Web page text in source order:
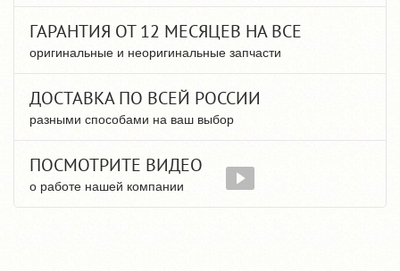
ГАРАНТИЯ ОТ 12 МЕСЯЦЕВ НА ВСЕ
оригинальные и неоригинальные запчасти
ДОСТАВКА ПО ВСЕЙ РОССИИ
разными способами на ваш выбор
ПОСМОТРИТЕ ВИДЕО
о работе нашей компании